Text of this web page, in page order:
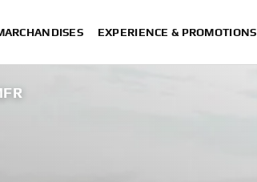
EXPERIENCE & PROMOTIONS